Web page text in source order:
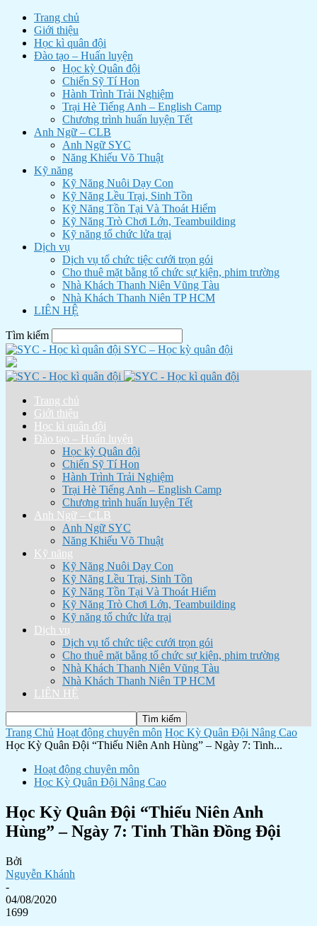
Trang chủ
Giới thiệu
Học kì quân đội
Đào tạo – Huấn luyện
Học kỳ Quân đội
Chiến Sỹ Tí Hon
Hành Trình Trải Nghiệm
Trại Hè Tiếng Anh – English Camp
Chương trình huấn luyện Tết
Anh Ngữ – CLB
Anh Ngữ SYC
Năng Khiếu Võ Thuật
Kỹ năng
Kỹ Năng Nuôi Dạy Con
Kỹ Năng Lều Trại, Sinh Tồn
Kỹ Năng Tồn Tại Và Thoát Hiểm
Kỹ Năng Trò Chơi Lớn, Teambuilding
Kỹ năng tổ chức lửa trại
Dịch vụ
Dịch vụ tổ chức tiệc cưới trọn gói
Cho thuê mặt bằng tổ chức sự kiện, phim trường
Nhà Khách Thanh Niên Vũng Tàu
Nhà Khách Thanh Niên TP HCM
LIÊN HỆ
Tìm kiếm
SYC – Học kỳ quân đội
Trang chủ
Giới thiệu
Học kì quân đội
Đào tạo – Huấn luyện
Học kỳ Quân đội
Chiến Sỹ Tí Hon
Hành Trình Trải Nghiệm
Trại Hè Tiếng Anh – English Camp
Chương trình huấn luyện Tết
Anh Ngữ – CLB
Anh Ngữ SYC
Năng Khiếu Võ Thuật
Kỹ năng
Kỹ Năng Nuôi Dạy Con
Kỹ Năng Lều Trại, Sinh Tồn
Kỹ Năng Tồn Tại Và Thoát Hiểm
Kỹ Năng Trò Chơi Lớn, Teambuilding
Kỹ năng tổ chức lửa trại
Dịch vụ
Dịch vụ tổ chức tiệc cưới trọn gói
Cho thuê mặt bằng tổ chức sự kiện, phim trường
Nhà Khách Thanh Niên Vũng Tàu
Nhà Khách Thanh Niên TP HCM
LIÊN HỆ
Trang Chủ Hoạt động chuyên môn Học Kỳ Quân Đội Nâng Cao
Học Kỳ Quân Đội “Thiếu Niên Anh Hùng” – Ngày 7: Tinh...
Hoạt động chuyên môn
Học Kỳ Quân Đội Nâng Cao
Học Kỳ Quân Đội “Thiếu Niên Anh
Hùng” – Ngày 7: Tinh Thần Đồng Đội
Bởi
Nguyễn Khánh
-
04/08/2020
1699